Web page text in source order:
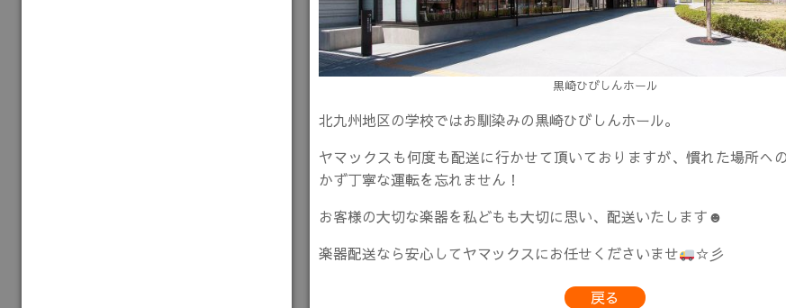
黒崎ひびしんホール
北九州地区の学校ではお馴染みの黒崎ひびしんホール。
ヤマックスも何度も配送に行かせて頂いておりますが、慣れた場所へ
かず丁寧な運転を忘れません！
お客様の大切な楽器を私どもも大切に思い、配送いたします☻
楽器配送なら安心してヤマックスにお任せくださいませ
☆彡
戻る